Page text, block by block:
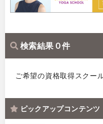
検索結果 0 件
ご希望の資格取得スクー
ピックアップコンテンツ